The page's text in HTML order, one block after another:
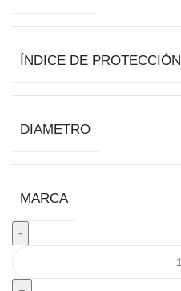
ÍNDICE DE PROTECCIÓN
DIAMETRO
MARCA